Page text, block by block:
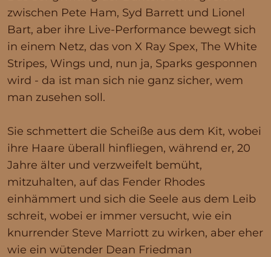
zwischen Pete Ham, Syd Barrett und Lionel
Bart, aber ihre Live-Performance bewegt sich
in einem Netz, das von X Ray Spex, The White
Stripes, Wings und, nun ja, Sparks gesponnen
wird - da ist man sich nie ganz sicher, wem
man zusehen soll.
Sie schmettert die Scheiße aus dem Kit, wobei
ihre Haare überall hinfliegen, während er, 20
Jahre älter und verzweifelt bemüht,
mitzuhalten, auf das Fender Rhodes
einhämmert und sich die Seele aus dem Leib
schreit, wobei er immer versucht, wie ein
knurrender Steve Marriott zu wirken, aber eher
wie ein wütender Dean Friedman